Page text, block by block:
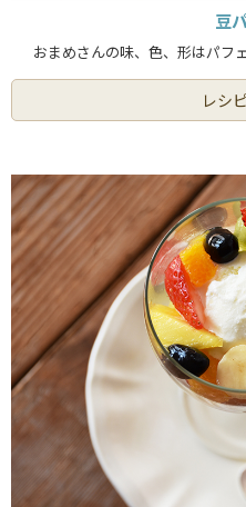
豆
おまめさんの味、色、形はパフ
レシ